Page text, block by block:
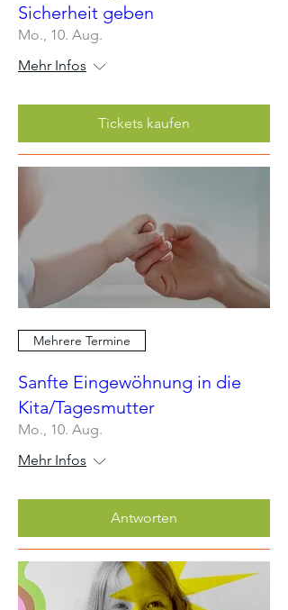
Sicherheit geben
Mo., 10. Aug.
Mehr Infos
Tickets kaufen
Mehrere Termine
Sanfte Eingewöhnung in die
Kita/Tagesmutter
Mo., 10. Aug.
Mehr Infos
Antworten